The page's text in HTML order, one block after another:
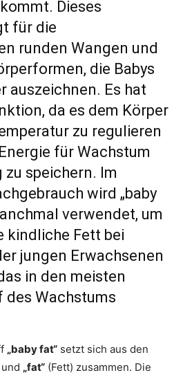
Dieses
für die
runden Wangen und
die Babys
auszeichnen. Es hat
da es dem Körper
zu regulieren
für Wachstum
speichern. Im
wird „baby
verwendet, um
kindliche Fett bei
jungen Erwachsenen
in den meisten
des Wachstums
„baby fat“ setzt sich aus den
„fat“ (Fett) zusammen. Die